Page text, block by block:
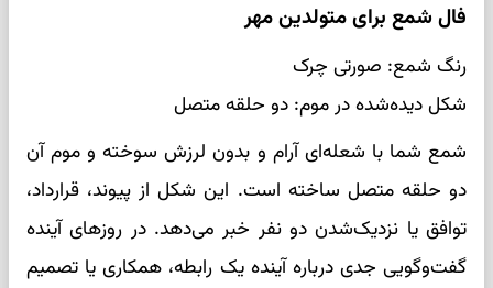
فال شمع برای متولدین مهر
رنگ شمع: صورتی چرک
شکل دیده‌شده در موم: دو حلقه متصل
شمع شما با شعله‌ای آرام و بدون لرزش سوخته و موم آن
دو حلقه متصل ساخته است. این شکل از پیوند، قرارداد،
توافق یا نزدیک‌شدن دو نفر خبر می‌دهد. در روزهای آینده
گفت‌وگویی جدی درباره آینده یک رابطه، همکاری یا تصمیم